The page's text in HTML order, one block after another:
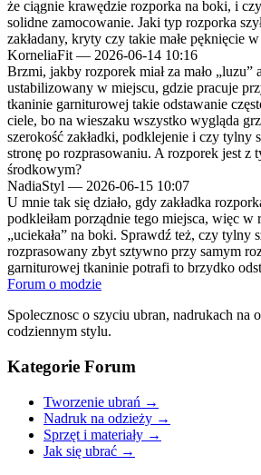
że ciągnie krawędzie rozporka na boki, i
solidne zamocowanie. Jaki typ rozporka
zakładany, kryty czy takie małe pęknięcie
KorneliaFit — 2026-06-14 10:16
Brzmi, jakby rozporek miał za mało „luzu”
ustabilizowany w miejscu, gdzie pracuje
tkaninie garniturowej takie odstawanie
ciele, bo na wieszaku wszystko wygląda
szerokość zakładki, podklejenie i czy tylny
stronę po rozprasowaniu. A rozporek jest z
środkowym?
NadiaStyl — 2026-06-15 10:07
U mnie tak się działo, gdy zakładka
podkleiłam porządnie tego miejsca, więc w
„uciekała” na boki. Sprawdź też, czy tylny
rozprasowany zbyt sztywno przy samym
garniturowej tkaninie potrafi to brzydko
Forum o modzie
Spolecznosc o szyciu ubran, nadrukach na
codziennym stylu.
Kategorie Forum
Tworzenie ubrań →
Nadruk na odzieży →
Sprzęt i materiały →
Jak się ubrać →